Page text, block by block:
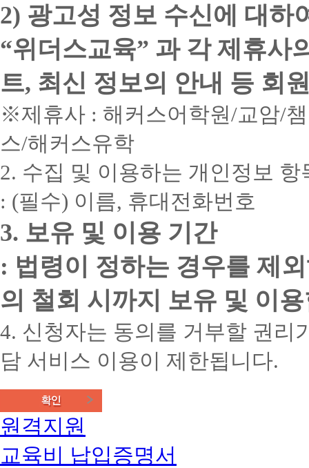
2) 광고성 정보 수신에 대하
“위더스교육” 과 각 제휴사
트, 최신 정보의 안내 등 회
※제휴사 : 해커스어학원/교암/
스/해커스유학
2. 수집 및 이용하는 개인정보 항
: (필수) 이름, 휴대전화번호
3. 보유 및 이용 기간
: 법령이 정하는 경우를 제
의 철회 시까지 보유 및 이
4. 신청자는 동의를 거부할 권리
담 서비스 이용이 제한됩니다.
원격지원
교육비 납입증명서